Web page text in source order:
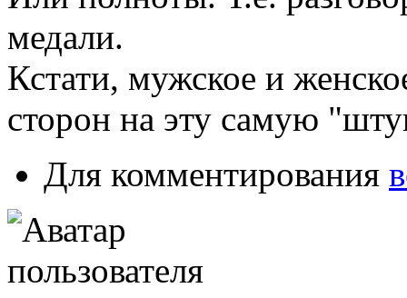
медали.
Кстати, мужское и
сторон на эту самую
Для комментирования